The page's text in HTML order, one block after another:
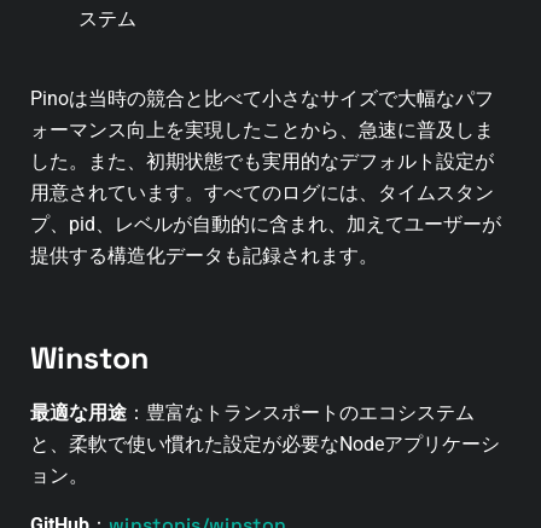
ステム
Pinoは当時の競合と比べて小さなサイズで大幅なパフ
ォーマンス向上を実現したことから、急速に普及しま
した。また、初期状態でも実用的なデフォルト設定が
用意されています。すべてのログには、タイムスタン
プ、pid、レベルが自動的に含まれ、加えてユーザーが
提供する構造化データも記録されます。
Winston
最適な用途 ：豊富なトランスポートのエコシステム
と、柔軟で使い慣れた設定が必要なNodeアプリケーシ
ョン。